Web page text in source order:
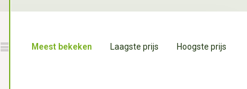
Meest bekeken Laagste prijs Hoogste prijs